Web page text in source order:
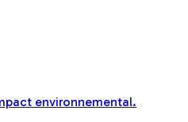
environnemental.